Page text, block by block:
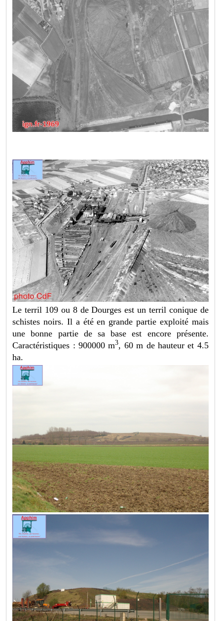
Le terril 109 ou 8 de Dourges est un terril conique de
schistes noirs. Il a été en grande partie exploité mais
une bonne partie de sa base est encore présente.
Caractéristiques : 900000 m3, 60 m de hauteur et 4.5
ha.